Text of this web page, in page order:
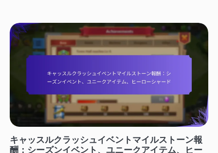
キャッスルクラッシュイベントマイルストーン報
酬：シーズンイベント、ユニークアイテム、ヒー